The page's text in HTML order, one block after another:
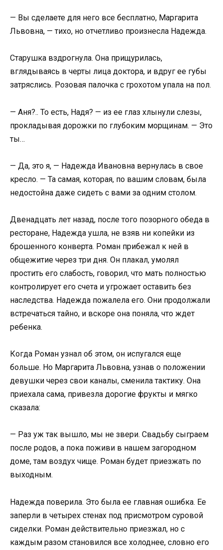
— Вы сделаете для него все бесплатно, Маргарита
Львовна, — тихо, но отчетливо произнесла Надежда.
Старушка вздрогнула. Она прищурилась,
вглядываясь в черты лица доктора, и вдруг ее губы
затряслись. Розовая палочка с грохотом упала на пол.
— Аня?.. То есть, Надя? — из ее глаз хлынули слезы,
прокладывая дорожки по глубоким морщинам. — Это
ты…
— Да, это я, — Надежда Ивановна вернулась в свое
кресло. — Та самая, которая, по вашим словам, была
недостойна даже сидеть с вами за одним столом.
Двенадцать лет назад, после того позорного обеда в
ресторане, Надежда ушла, не взяв ни копейки из
брошенного конверта. Роман прибежал к ней в
общежитие через три дня. Он плакал, умолял
простить его слабость, говорил, что мать полностью
контролирует его счета и угрожает оставить без
наследства. Надежда пожалела его. Они продолжали
встречаться тайно, и вскоре она поняла, что ждет
ребенка.
Когда Роман узнал об этом, он испугался еще
больше. Но Маргарита Львовна, узнав о положении
девушки через свои каналы, сменила тактику. Она
приехала сама, привезла дорогие фрукты и мягко
сказала:
— Раз уж так вышло, мы не звери. Свадьбу сыграем
после родов, а пока поживи в нашем загородном
доме, там воздух чище. Роман будет приезжать по
выходным.
Надежда поверила. Это была ее главная ошибка. Ее
заперли в четырех стенах под присмотром суровой
сиделки. Роман действительно приезжал, но с
каждым разом становился все холоднее, словно его